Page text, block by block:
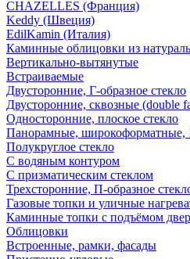
CHAZELLES (Франция)
Keddy (Швеция)
EdilKamin (Италия)
Каминные облицовки из
Вертикально-вытянутые
Встраиваемые
Двусторонние, Г-образное стекло
Двусторонние, сквозные (double
Односторонние, плоское стекло
Панорамные, широкоформатные,
Полукруглое стекло
С водяным контуром
С призматическим стеклом
Трехсторонние, П-образное
Газовые топки и уличные
Каминные топки с подъёмом
Облицовки
Встроенные, рамки, фасады